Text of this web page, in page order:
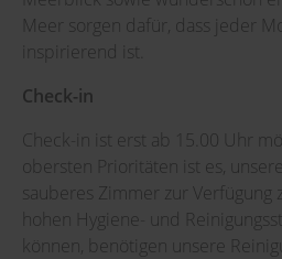
Meer sorgen dafür, dass jeder
inspirierend ist.
Check-in
Check-in ist erst ab 15.00 Uhr
obersten Prioritäten ist es,
sauberes Zimmer zur Verfügung
hohen Hygiene- und
können, benötigen unsere